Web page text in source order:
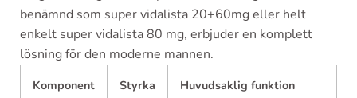
benämnd som super vidalista 20+60mg eller helt
enkelt super vidalista 80 mg, erbjuder en komplett
lösning för den moderne mannen.
Komponent Styrka Huvudsaklig funktion